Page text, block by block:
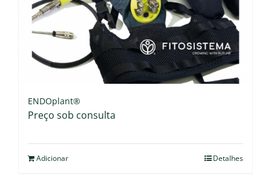
ENDOplant®
Preço sob consulta
Adicionar Detalhes